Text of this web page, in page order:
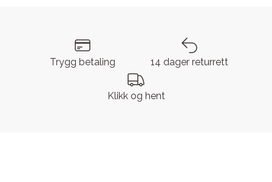
Trygg betaling 14 dager returrett
Klikk og hent